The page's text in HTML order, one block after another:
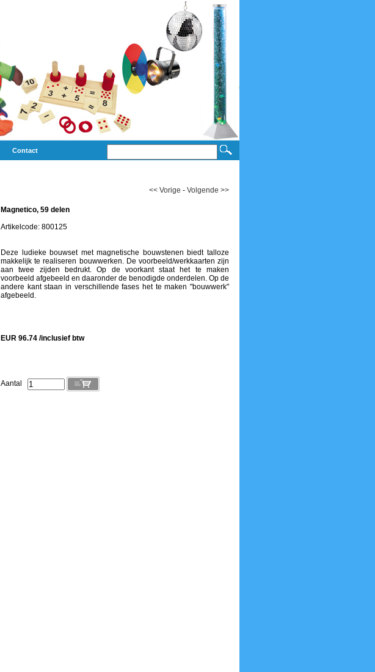
Contact
<< Vorige - Volgende >>
Magnetico, 59 delen
Artikelcode: 800125
Deze ludieke bouwset met magnetische bouwstenen biedt talloze
makkelijk te realiseren bouwwerken. De voorbeeld/werkkaarten zijn
aan twee zijden bedrukt. Op de voorkant staat het te maken
voorbeeld afgebeeld en daaronder de benodigde onderdelen. Op de
andere kant staan in verschillende fases het te maken "bouwwerk"
afgebeeld.
EUR 96.74 /inclusief btw
Aantal